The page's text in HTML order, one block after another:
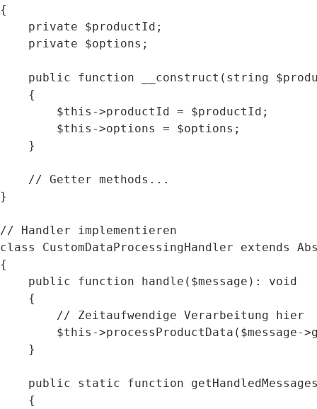
{
private $productId;
private $options;
public function __construct(string
{
$this->productId = $productId;
$this->options = $options;
}
// Getter methods...
}
// Handler implementieren
class CustomDataProcessingHandler extends
{
public function handle($message): void
{
// Zeitaufwendige Verarbeitung hier
$this->processProductData($message-
}
public static function
{